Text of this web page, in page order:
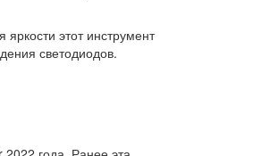
этот инструмент
светодиодов.